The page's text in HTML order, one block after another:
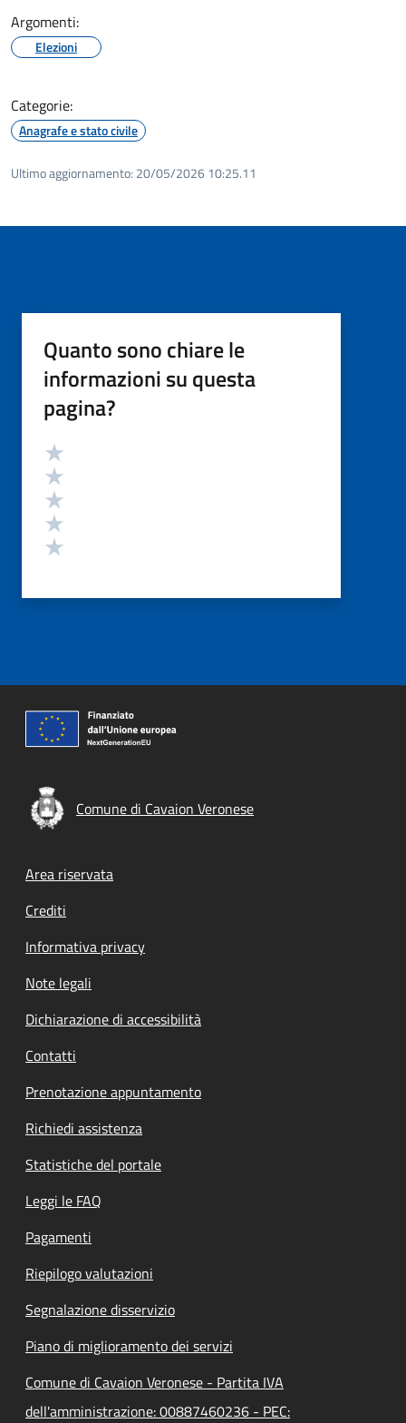
Argomenti:
Elezioni
Categorie:
Anagrafe e stato civile
Ultimo aggiornamento: 20/05/2026 10:25.11
Quanto sono chiare le
informazioni su questa
pagina?
Valutazione
Comune di Cavaion Veronese
Footer menu
Area riservata
Crediti
Informativa privacy
Note legali
Dichiarazione di accessibilità
Contatti
Prenotazione appuntamento
Richiedi assistenza
Statistiche del portale
Leggi le FAQ
Pagamenti
Riepilogo valutazioni
Segnalazione disservizio
Piano di miglioramento dei servizi
Comune di Cavaion Veronese - Partita IVA
dell'amministrazione: 00887460236 - PEC: